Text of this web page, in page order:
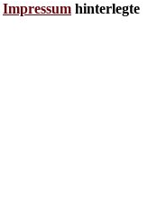
Impressum hinterlegte